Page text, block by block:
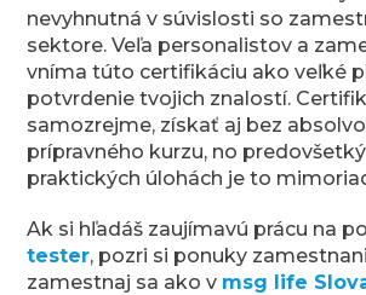
nevyhnutná v súvislosti so
sektore. Veľa personalistov a
vníma túto certifikáciu ako veľké
potvrdenie tvojich znalostí.
samozrejme, získať aj bez
prípravného kurzu, no
praktických úlohách je to
Ak si hľadáš zaujímavú prácu na
tester, pozri si ponuky
zamestnaj sa ako v msg life